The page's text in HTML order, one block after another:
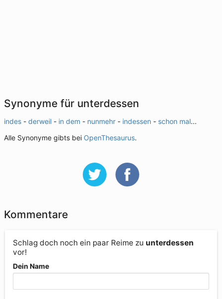
Synonyme für unterdessen
indes - derweil - in dem - nunmehr - indessen - schon mal...
Alle Synonyme gibts bei OpenThesaurus.
Kommentare
Schlag doch noch ein paar Reime zu unterdessen
vor!
Dein Name